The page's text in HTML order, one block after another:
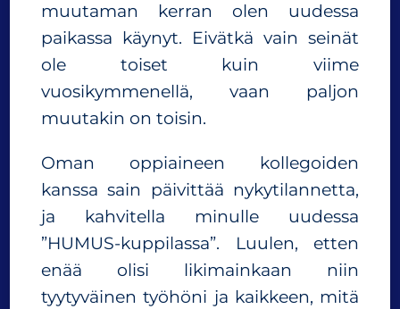
muutaman kerran olen uudessa
paikassa käynyt. Eivätkä vain seinät
ole toiset kuin viime
vuosikymmenellä, vaan paljon
muutakin on toisin.
Oman oppiaineen kollegoiden
kanssa sain päivittää nykytilannetta,
ja kahvitella minulle uudessa
”HUMUS-kuppilassa”. Luulen, etten
enää olisi likimainkaan niin
tyytyväinen työhöni ja kaikkeen, mitä